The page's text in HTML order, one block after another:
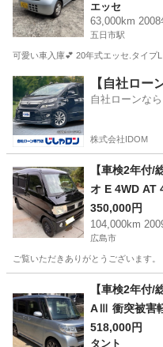
エッセ
63,000km 2008
五日市駅
可愛い車入庫💕 20年式エッセ.タイ
広島 広島市 五日市駅
【自社ロー
自社ローンな
株式会社IDOM
【車検2年付/
オ E 4WD AT
350,000円
104,000km
広島市
ご覧いただきありがとうございます
ダイハツ
【車検2年付
AⅢ 衝突被害
518,000円
タント